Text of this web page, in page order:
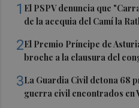
1 El PSPV denuncia que
de la acequia del Camí la
2El Premio Príncipe de
broche a la clausura del
3La Guardia Civil detona 68
guerra civil encontrados en